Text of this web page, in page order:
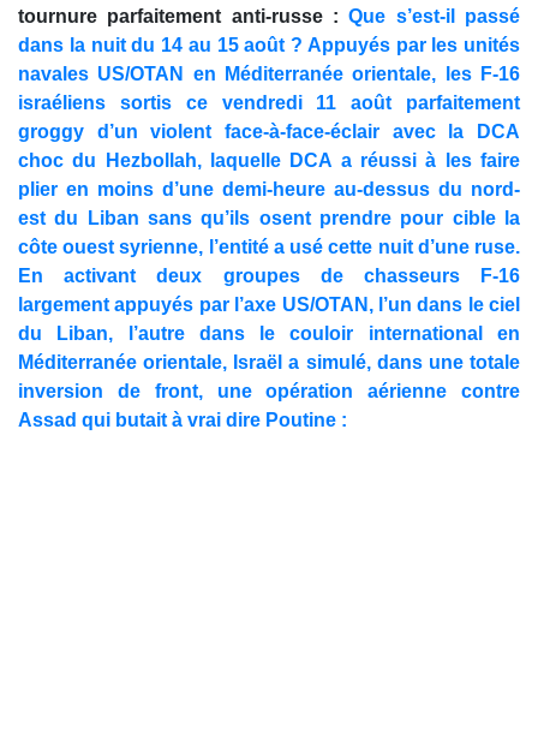
tournure parfaitement anti-russe : Que s’est-il passé
dans la nuit du 14 au 15 août ? Appuyés par les unités
navales US/OTAN en Méditerranée orientale, les F-16
israéliens sortis ce vendredi 11 août parfaitement
groggy d’un violent face-à-face-éclair avec la DCA
choc du Hezbollah, laquelle DCA a réussi à les faire
plier en moins d’une demi-heure au-dessus du nord-
est du Liban sans qu’ils osent prendre pour cible la
côte ouest syrienne, l’entité a usé cette nuit d’une ruse.
En activant deux groupes de chasseurs F-16
largement appuyés par l’axe US/OTAN, l’un dans le ciel
du Liban, l’autre dans le couloir international en
Méditerranée orientale, Israël a simulé, dans une totale
inversion de front, une opération aérienne contre
Assad qui butait à vrai dire Poutine :